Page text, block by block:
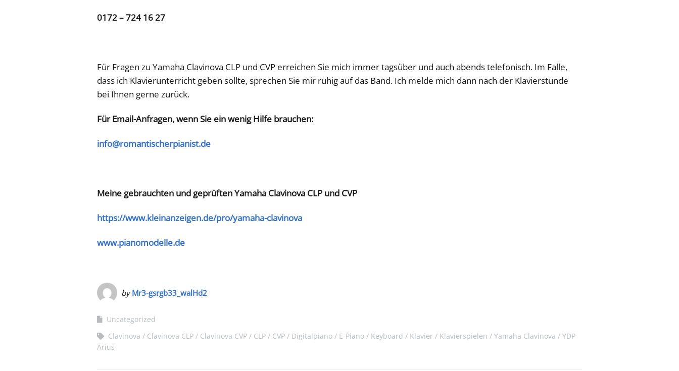
0172 – 724 16 27
Für Fragen zu Yamaha Clavinova CLP und CVP erreichen Sie mich immer tagsüber und auch abends telefonisch. Im Falle,
dass ich Klavierunterricht geben sollte, sprechen Sie mir ruhig auf das Band. Ich melde mich dann nach der Klavierstunde
bei Ihnen gerne zurück.
Für Email-Anfragen, wenn Sie ein wenig Hilfe brauchen:
info@romantischerpianist.de
Meine gebrauchten und geprüften Yamaha Clavinova CLP und CVP
https://www.kleinanzeigen.de/pro/yamaha-clavinova
www.pianomodelle.de
byMr3-gsrgb33_walHd2
Uncategorized
Clavinova
Clavinova CLP Clavinova CVP CLP CVP Digitalpiano E-Piano Keyboard Klavier Klavierspielen Yamaha Clavinova
YDP
Arius